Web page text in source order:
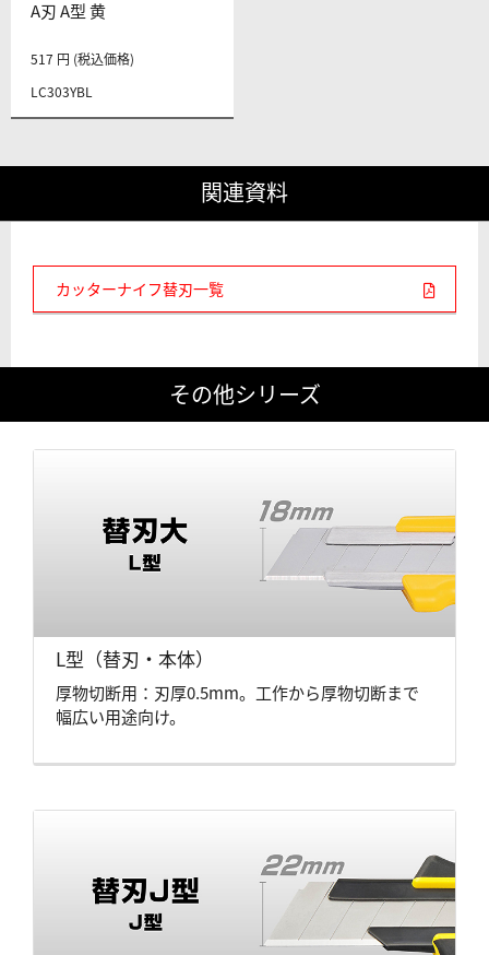
A刃 A型 黄
LC303YBL
517 円 (税込価格)
関連資料
カッターナイフ替刃一覧
その他シリーズ
L型（替刃・本体）
厚物切断用：刃厚0.5mm。工作から厚物切断まで
幅広い用途向け。